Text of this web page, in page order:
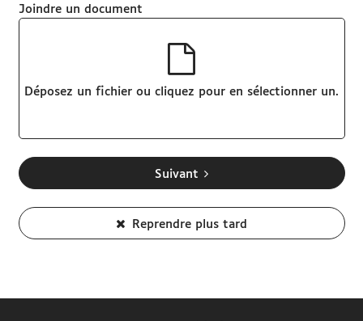
Joindre un document
Déposez un fichier ou cliquez pour en sélectionner un.
Suivant
Reprendre plus tard